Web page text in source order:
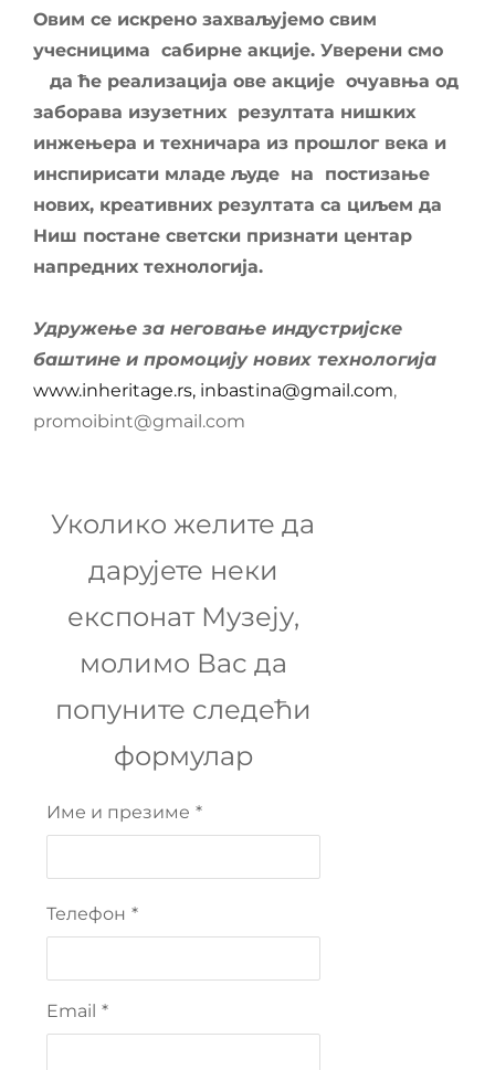
Овим се искрено захваљујемо свим
учесницима сабирне акције. Уверени смо
да ће реализација ове акције очуавња од
заборава изузетних резултата нишких
инжењера и техничара из прошлог века и
инспирисати младе људе на постизање
нових, креативних резултата са циљем да
Ниш постане светски признати центар
напредних технологија.
Удружење за неговање индустријске
баштине и промоцију нових технологија
www.inheritage.rs, inbastina@gmail.com,
promoibint@gmail.com
Уколико желите да
дарујете неки
експонат Музеју,
молимо Вас да
попуните следећи
формулар
Име и презиме *
Телефон *
Email *